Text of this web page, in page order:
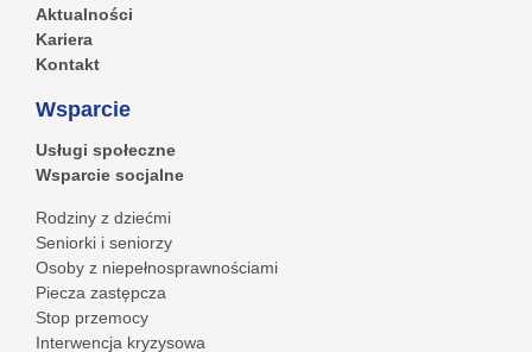
Aktualności
Kariera
Kontakt
Wsparcie
Usługi społeczne
Wsparcie socjalne
Rodziny z dziećmi
Seniorki i seniorzy
Osoby z niepełnosprawnościami
Piecza zastępcza
Stop przemocy
Interwencja kryzysowa